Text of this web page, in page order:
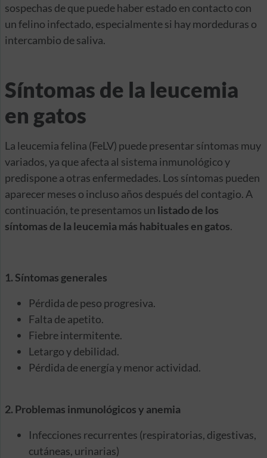
sospechas de que puede haber estado en contacto con
un felino infectado, especialmente si hay mordeduras o
intercambio de saliva.
Síntomas de la leucemia
en gatos
La leucemia felina (FeLV) puede presentar síntomas muy
variados, ya que afecta al sistema inmunológico y
predispone a otras enfermedades. Los síntomas pueden
aparecer meses o incluso años después del contagio. A
continuación, te presentamos un listado de los
síntomas de la leucemia más habituales en gatos.
1. Síntomas generales
Pérdida de peso progresiva.
Falta de apetito.
Fiebre intermitente.
Letargo y debilidad.
Pérdida de energía y menor actividad.
2. Problemas inmunológicos y anemia
Infecciones recurrentes (respiratorias, digestivas,
cutáneas, urinarias)